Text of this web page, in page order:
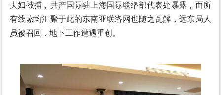
夫妇被捕，共产国际驻上海国际联络部代表处暴露，而所
有线索均汇聚于此的东南亚联络网也随之瓦解，远东局人
员被召回，地下工作遭遇重创。